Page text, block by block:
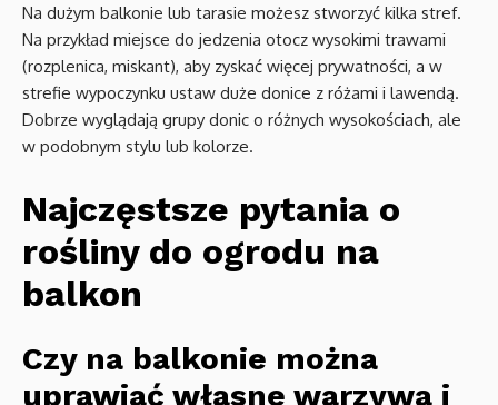
Na dużym balkonie lub tarasie możesz stworzyć kilka stref.
Na przykład miejsce do jedzenia otocz wysokimi trawami
(rozplenica, miskant), aby zyskać więcej prywatności, a w
strefie wypoczynku ustaw duże donice z różami i lawendą.
Dobrze wyglądają grupy donic o różnych wysokościach, ale
w podobnym stylu lub kolorze.
Najczęstsze pytania o
rośliny do ogrodu na
balkon
Czy na balkonie można
uprawiać własne warzywa i